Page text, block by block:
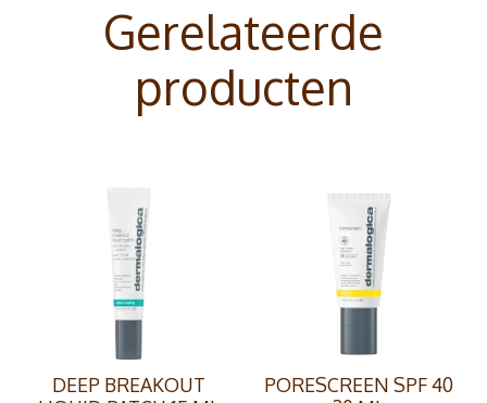
Gerelateerde
producten
DEEP BREAKOUT
PORESCREEN SPF 40